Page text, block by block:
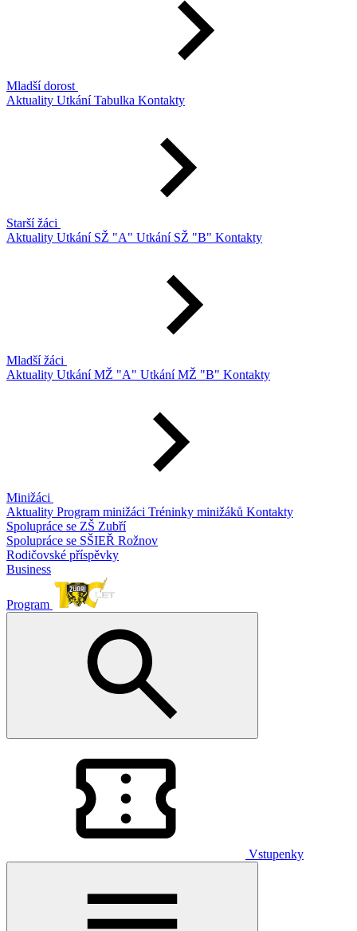
Mladší dorost
Aktuality UtkáníTabulka Kontakty
Starší žáci
Aktuality Utkání SŽ "A" Utkání SŽ "B" Kontakty
Mladší žáci
Aktuality Utkání MŽ "A" Utkání MŽ "B" Kontakty
Minižáci
Aktuality Program minižáci Tréninky minižáků Kontakty
Spolupráce se ZŠ Zubří
Spolupráce se SŠIEŘ Rožnov
Rodičovské příspěvky
Business
Program
Vstupenky